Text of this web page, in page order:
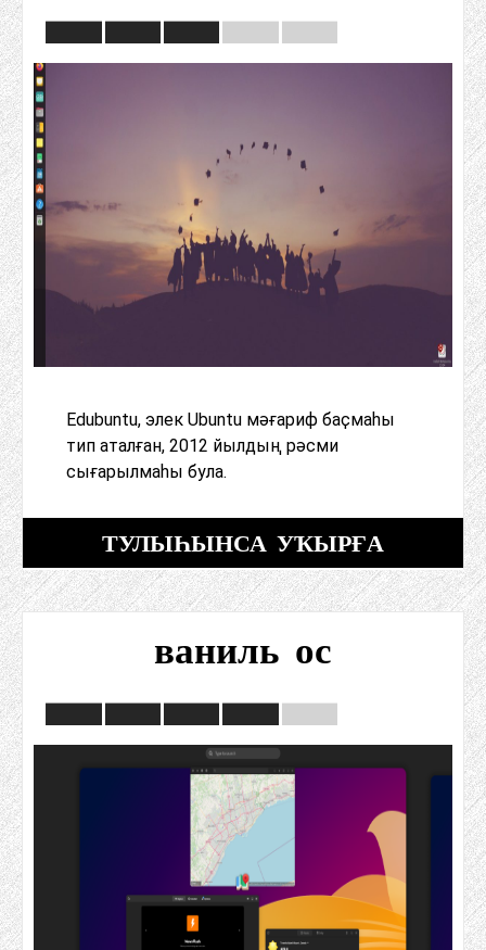
Edubuntu, элек Ubuntu мәғариф баҫмаһы
тип аталған, 2012 йылдың рәсми
сығарылмаһы була.
ТУЛЫҺЫНСА УҠЫРҒА
ваниль ос